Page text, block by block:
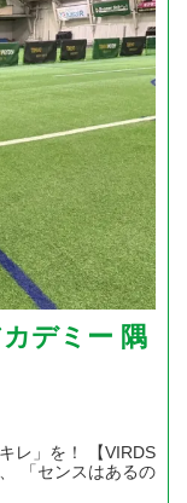
デミー 隅
レ」を！ 【VIRDS
「センスはあるの